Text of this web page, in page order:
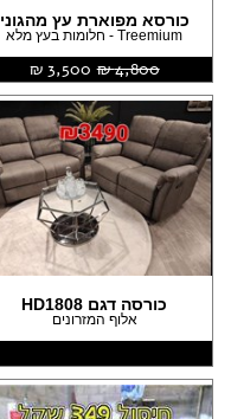
כורסא מפוארת עץ מהגוני
Treemium - חלומות בעץ מלא
4,800 ‏₪
3,500 ‏₪
כורסה דגם HD1808
אלוף המזרונים